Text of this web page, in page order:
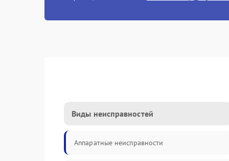
Виды неисправностей
Аппаратные неисправности